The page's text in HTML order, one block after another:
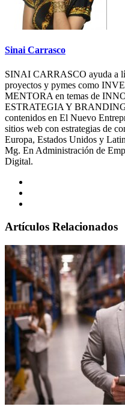
Sinai Carrasco
SINAI CARRASCO ayuda a
proyectos y pymes como
MENTORA en temas de
ESTRATEGIA Y
contenidos en El Nuevo
sitios web con estrategias de
Europa, Estados Unidos y
Mg. En Administración de
Digital.
Artículos Relacionados